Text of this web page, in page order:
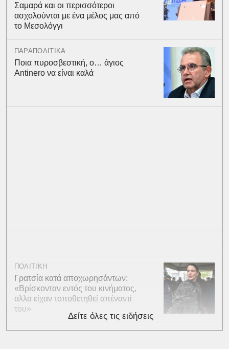
Σαμαρά και οι περισσότεροι
ασχολούνται με ένα μέλος μας από
το Μεσολόγγι
ΠΑΡΑΠΟΛΙΤΙΚΑ
Ποια πυροσβεστική, ο… άγιος
Antinero να είναι καλά
ΠΟΛΙΤΙΚΗ
Γρατσία κατά αποχωρησάντων:
«Bρίσκονταν εντός του κινήματος,
αλλα είχαν τοποθετηθεί απέναντί
του»
Δείτε όλες τις ειδήσεις